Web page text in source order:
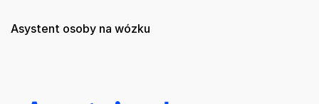
Asystent osoby na wózku